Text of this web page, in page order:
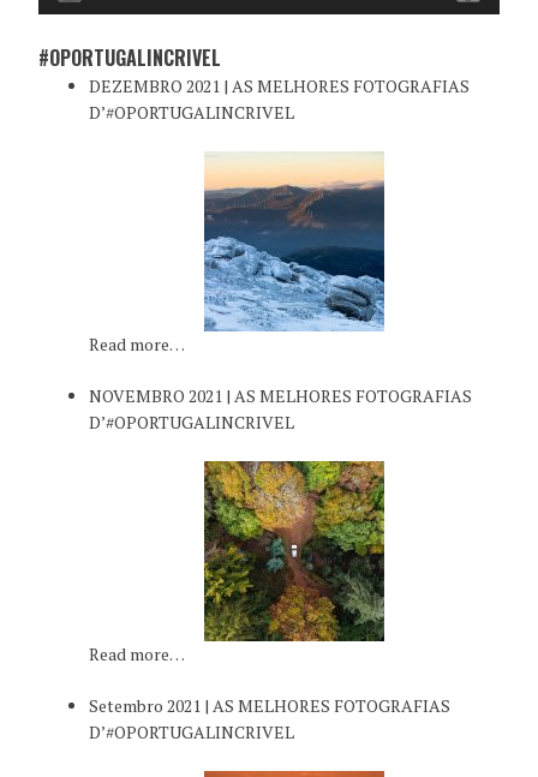
#OPORTUGALINCRIVEL
DEZEMBRO 2021 | AS MELHORES FOTOGRAFIAS
D’#OPORTUGALINCRIVEL
Read more…
NOVEMBRO 2021 | AS MELHORES FOTOGRAFIAS
D’#OPORTUGALINCRIVEL
Read more…
Setembro 2021 | AS MELHORES FOTOGRAFIAS
D’#OPORTUGALINCRIVEL